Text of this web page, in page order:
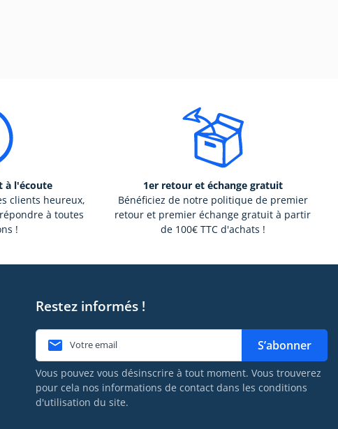
à l'écoute
clients heureux,
à toutes
!
1er retour et échange gratuit
Bénéficiez de notre politique de premier
retour et premier échange gratuit à partir
de 100€ TTC d'achats !
Restez informés !
 S’abonner
Vous pouvez vous désinscrire à tout moment. Vous trouverez
pour cela nos informations de contact dans les conditions
d'utilisation du site.